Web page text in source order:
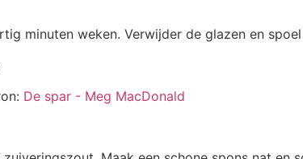
minuten weken. Verwijder de glazen en
De spar - Meg MacDonald